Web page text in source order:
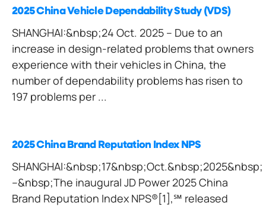
2025 China Vehicle Dependability Study (VDS)
SHANGHAI:&nbsp;24 Oct. 2025 – Due to an
increase in design-related problems that owners
experience with their vehicles in China, the
number of dependability problems has risen to
197 problems per ...
2025 China Brand Reputation Index NPS
SHANGHAI:&nbsp;17&nbsp;Oct.&nbsp;2025&nbsp;
–&nbsp;The inaugural JD Power 2025 China
Brand Reputation Index NPS®[1],℠ released